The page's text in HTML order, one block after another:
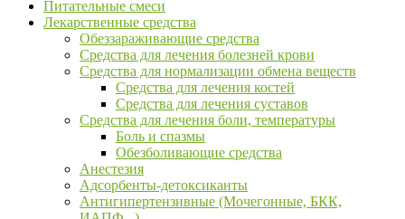
Питательные смеси
Лекарственные средства
Обеззараживающие средства
Средства для лечения болезней крови
Средства для нормализации обмена веществ
Средства для лечения костей
Средства для лечения суставов
Средства для лечения боли, температуры
Боль и спазмы
Обезболивающие средства
Анестезия
Адсорбенты-детоксиканты
Антигипертензивные (Мочегонные, БКК,